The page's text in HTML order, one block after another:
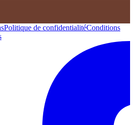
Politique de confidentialitéConditions